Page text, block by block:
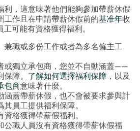
利，這意味著他們能夠參加帶薪休假
工作且在申請帶薪休假前的基准年收
工可能有資格獲得福利。
兼職或多份工作或者為多名僱主工
或獨立承包商，您並不自動涵蓋——
障。 了解如何選擇福利保障 ，以及
包商意味著什麼。
涵蓋帶薪休假，也不會被要求參與計
員工提供福利保障。
格獲得帶薪假福利。
公職人員沒有資格獲得帶薪休假福